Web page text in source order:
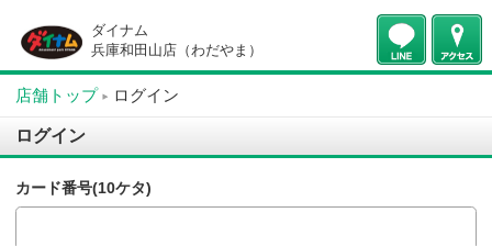
ダイナム
兵庫和田山店（わだやま）
店舗トップ ログイン
ログイン
カード番号(10ケタ)